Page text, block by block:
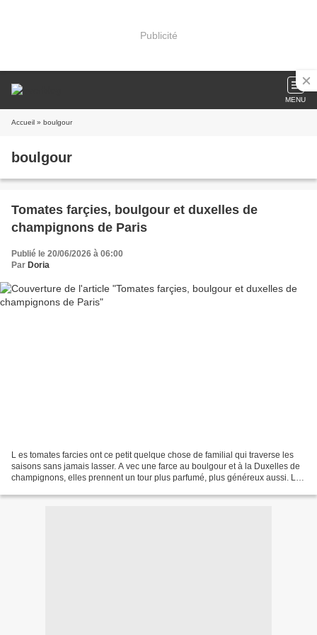
Publicité
MENU
Accueil » boulgour
boulgour
Tomates farçies, boulgour et duxelles de
champignons de Paris
Publié le 20/06/2026 à 06:00
Par Doria
L es tomates farcies ont ce petit quelque chose de familial qui traverse les
saisons sans jamais lasser. A vec une farce au boulgour et à la Duxelles de
champignons, elles prennent un tour plus parfumé, plus généreux aussi. Le